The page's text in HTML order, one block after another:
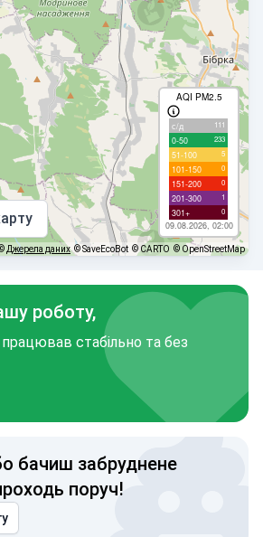
AQI PM2.5
с/д 111
0-50 233
51-100 5
101-150 0
151-200 0
201-300 1
301+ 0
09.08.2026, 02:00
Джерела даних © SaveEcoBot © CARTO © OpenStreetMap
роботу,
стабільно та без
бачиш забруднене
поруч!